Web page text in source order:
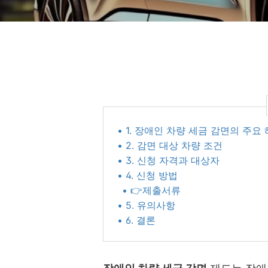
• 1. 장애인 차량 세금 감면의 주요
• 2. 감면 대상 차량 조건
• 3. 신청 자격과 대상자
• 4. 신청 방법
• 👉제출서류
• 5. 유의사항
• 6. 결론